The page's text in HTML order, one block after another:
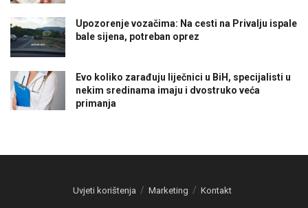
Upozorenje vozačima: Na cesti na Privalju ispale
bale sijena, potreban oprez
Evo koliko zarađuju liječnici u BiH, specijalisti u
nekim sredinama imaju i dvostruko veća
primanja
Uvjeti korištenja Marketing Kontakt